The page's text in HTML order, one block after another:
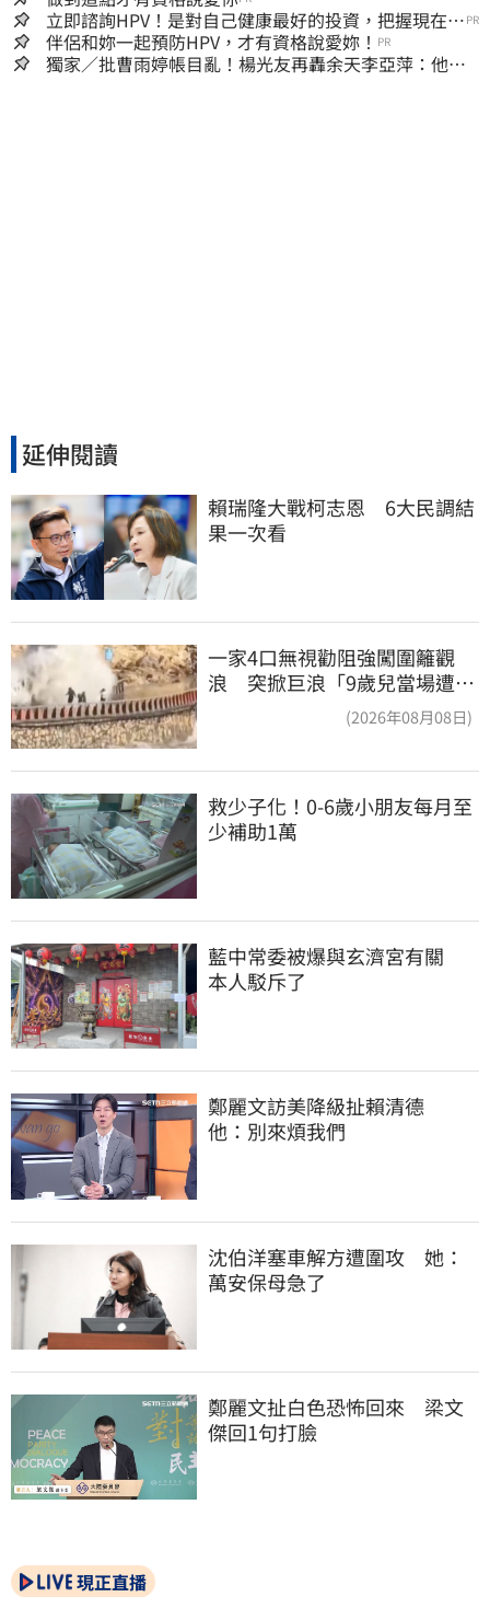
立即諮詢HPV！是對自己健康最好的投資，把握現在不
嫌晚！
PR
伴侶和妳一起預防HPV，才有資格說愛妳！ PR
獨家／批曹雨婷帳目亂！楊光友再轟余天李亞萍：他們
延伸閱讀
賴瑞隆大戰柯志恩　6大民調結
果一次看
一家4口無視勸阻強闖圍籬觀
浪 突掀巨浪「9歲兒當場遭捲
(2026年08月08日)
救少子化！0-6歲小朋友每月至
少補助1萬
藍中常委被爆與玄濟宮有關
本人駁斥了
鄭麗文訪美降級扯賴清德
他：別來煩我們
沈伯洋塞車解方遭圍攻　她：
萬安保母急了
鄭麗文扯白色恐怖回來　梁文
傑回1句打臉
現正直播